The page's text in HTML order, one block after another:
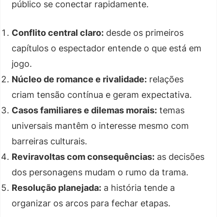
público se conectar rapidamente.
Conflito central claro: desde os primeiros
capítulos o espectador entende o que está em
jogo.
Núcleo de romance e rivalidade: relações
criam tensão contínua e geram expectativa.
Casos familiares e dilemas morais: temas
universais mantêm o interesse mesmo com
barreiras culturais.
Reviravoltas com consequências: as decisões
dos personagens mudam o rumo da trama.
Resolução planejada: a história tende a
organizar os arcos para fechar etapas.